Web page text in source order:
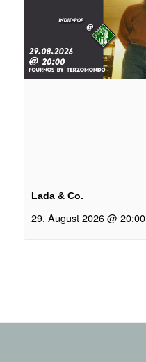
Lada & Co.
29. August 2026 @ 20:00